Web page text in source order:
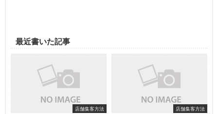
最近書いた記事
店舗集客方法 店舗集客方法